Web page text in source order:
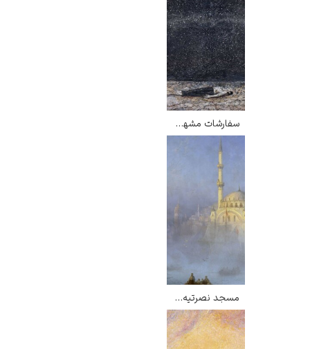
سفارشات مشهور از شب – آنزلم کیفر
مسجد نصرتیه استانبول – ایوان آیوازوفسکی